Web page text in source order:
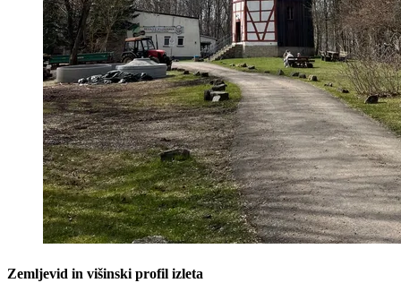
Zemljevid in višinski profil izleta